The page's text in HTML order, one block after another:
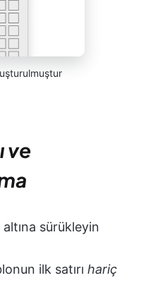
ve
altına sürükleyin
ilk satırı hariç